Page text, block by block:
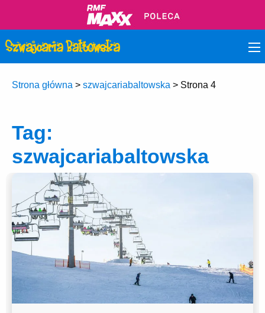
Strona główna > szwajcariabaltowska > Strona 4
Tag:
szwajcariabaltowska